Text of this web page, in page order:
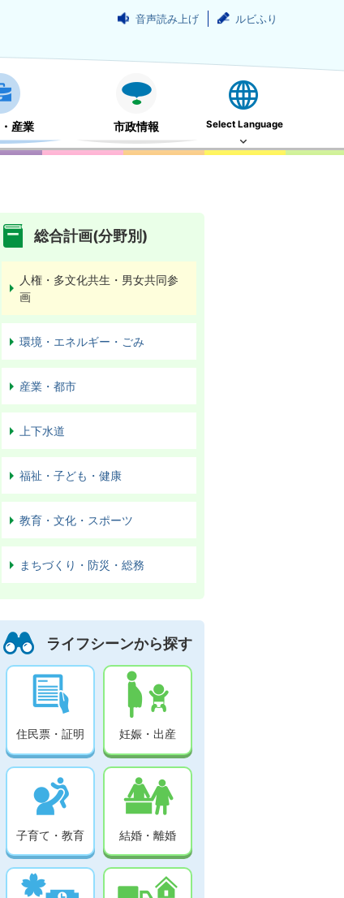
音声読み上げ ルビふり
産業 市政情報 Select Language
総合計画(分野別)
人権・多文化共生・男女共同参
画
環境・エネルギー・ごみ
産業・都市
上下水道
福祉・子ども・健康
教育・文化・スポーツ
まちづくり・防災・総務
ライフシーンから探す
住民票・証明 妊娠・出産
子育て・教育 結婚・離婚